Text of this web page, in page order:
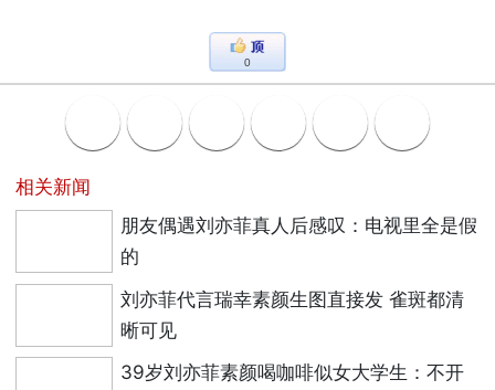
0
相关新闻
朋友偶遇刘亦菲真人后感叹：电视里全是假
的
刘亦菲代言瑞幸素颜生图直接发 雀斑都清
晰可见
39岁刘亦菲素颜喝咖啡似女大学生：不开